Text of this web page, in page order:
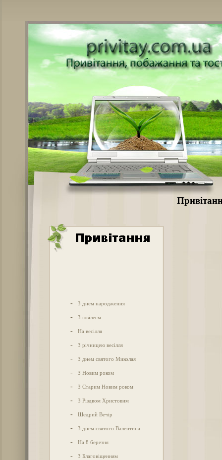
- З днем народження
- З ювілеєм
- На весілля
- З річницею весілля
- З днем святого Миколая
- З Новим роком
- З Старим Новим роком
- З Різдвом Христовим
- Щедрий Вечір
- З днем святого Валентина
- На 8 березня
- З Благовіщенням